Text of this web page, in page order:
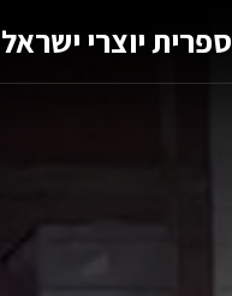
ספרית יוצרי ישראל